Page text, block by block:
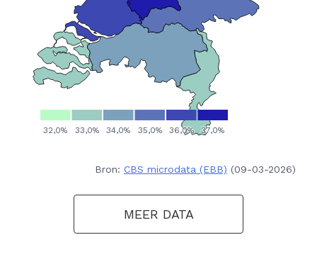
Bron: CBS microdata (EBB) (09-03-2026)
MEER DATA